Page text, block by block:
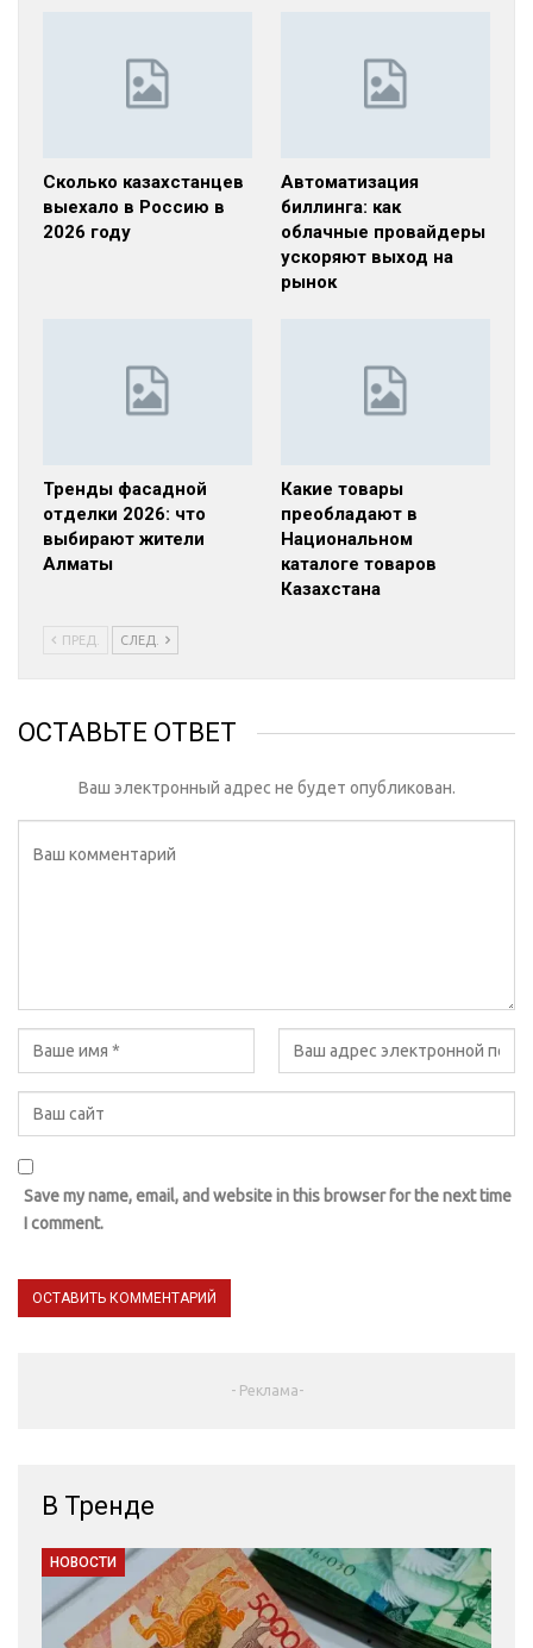
Сколько казахстанцев
выехало в Россию в
2026 году
Автоматизация
биллинга: как
облачные провайдеры
ускоряют выход на
рынок
Тренды фасадной
отделки 2026: что
выбирают жители
Алматы
Какие товары
преобладают в
Национальном
каталоге товаров
Казахстана
ПРЕД. СЛЕД.
ОСТАВЬТЕ ОТВЕТ
Ваш электронный адрес не будет опубликован.
Save my name, email, and website in this browser for the next time
I comment.
- Реклама-
В Тренде
НОВОСТИ